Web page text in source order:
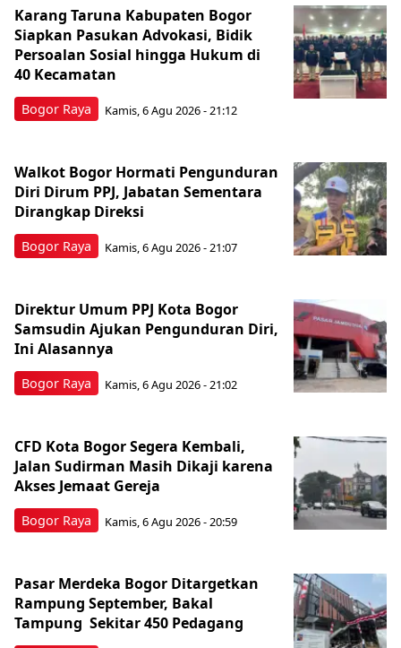
Bogor Raya
Karang Taruna Kabupaten Bogor
Siapkan Pasukan Advokasi, Bidik
Persoalan Sosial hingga Hukum di
40 Kecamatan
Kamis, 6 Agu 2026 - 21:12
Bogor Raya
Walkot Bogor Hormati Pengunduran
Diri Dirum PPJ, Jabatan Sementara
Dirangkap Direksi
Kamis, 6 Agu 2026 - 21:07
Bogor Raya
Direktur Umum PPJ Kota Bogor
Samsudin Ajukan Pengunduran Diri,
Ini Alasannya
Kamis, 6 Agu 2026 - 21:02
Bogor Raya
CFD Kota Bogor Segera Kembali,
Jalan Sudirman Masih Dikaji karena
Akses Jemaat Gereja
Kamis, 6 Agu 2026 - 20:59
Pasar Merdeka Bogor Ditargetkan
Rampung September, Bakal
Tampung Sekitar 450 Pedagang